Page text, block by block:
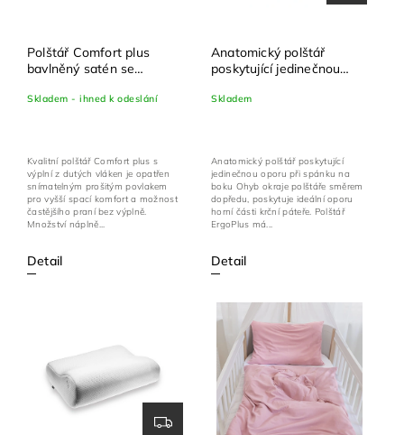
Polštář Comfort plus
bavlněný satén se
povlakem
Skladem - ihned k odeslání
Detail
Kvalitní polštář Comfort plus s
výplní z dutých vláken je opatřen
snímatelným prošitým povlakem
pro vyšší spací komfort a možnost
častějšího praní bez výplně.
Množství náplně...
Anatomický polštář
poskytující jedinečnou
TEMPUR® ErgoPlus +
Skladem
Detail
Anatomický polštář poskytující
jedinečnou oporu při spánku na
boku Ohyb okraje polštáře směrem
dopředu, poskytuje ideální oporu
horní části krční páteře. Polštář
ErgoPlus má...